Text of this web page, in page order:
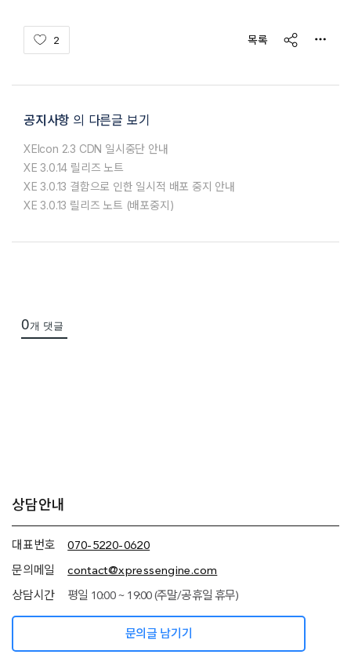
2 목록 share
공지사항 의 다른글 보기
XEIcon 2.3 CDN 일시중단 안내
XE 3.0.14 릴리즈 노트
XE 3.0.13 결함으로 인한 일시적 배포 중지 안내
XE 3.0.13 릴리즈 노트 (배포중지)
0개 댓글
추가
네임서버
정보)
상담안내
대표번호 070-5220-0620
문의메일 contact@xpressengine.com
상담시간 평일 10:00 ~ 19:00 (주말/공휴일 휴무)
문의글 남기기